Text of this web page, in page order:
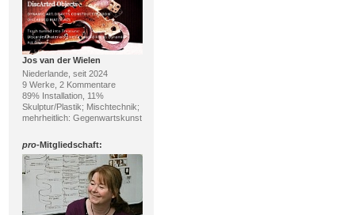
Jos van der Wielen
Niederlande, seit 2024
9 Werke, 2 Kommentare
89% Installation, 11%
Skulptur/Plastik; Mischtechnik;
mehrheitlich: Gegenwartskunst
pro-Mitgliedschaft: